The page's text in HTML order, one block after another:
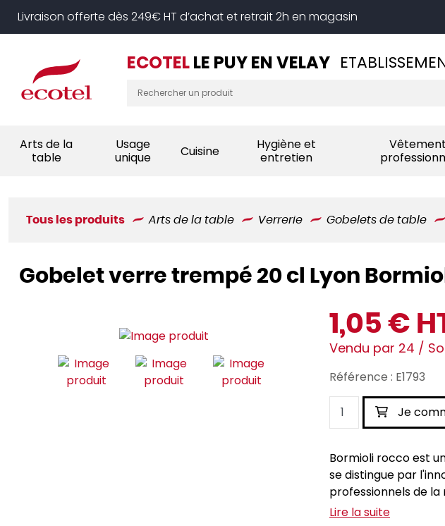
Livraison offerte dès 249€ HT d’achat et retrait 2h en magasin
ECOTELLE PUY EN VELAY
Arts de la
table
Usage
unique
Cuisine
Hygiène et
entretien
Tous les produits Arts de la table Verrerie Gobelets de table
Gobelet verre trempé 20 cl Lyon
1,05 €
Vendu par 24 /
Référence : E1793
Je
Bormioli rocco est
se distingue par
professionnels de la
Lire la suite
Panneau de gestion des cookies